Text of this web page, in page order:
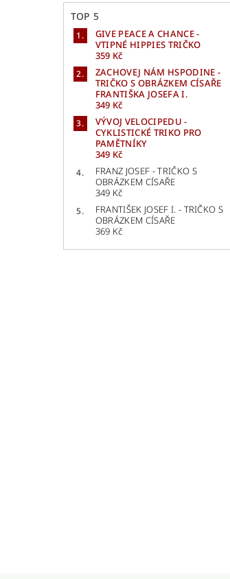
TOP 5
GIVE PEACE A CHANCE -
VTIPNÉ HIPPIES TRIČKO
359 Kč
ZACHOVEJ NÁM HSPODINE -
TRIČKO S OBRÁZKEM CÍSAŘE
FRANTIŠKA JOSEFA I.
349 Kč
VÝVOJ VELOCIPEDU -
CYKLISTICKÉ TRIKO PRO
PAMĚTNÍKY
349 Kč
FRANZ JOSEF - TRIČKO S
OBRÁZKEM CÍSAŘE
349 Kč
FRANTIŠEK JOSEF I. - TRIČKO S
OBRÁZKEM CÍSAŘE
369 Kč